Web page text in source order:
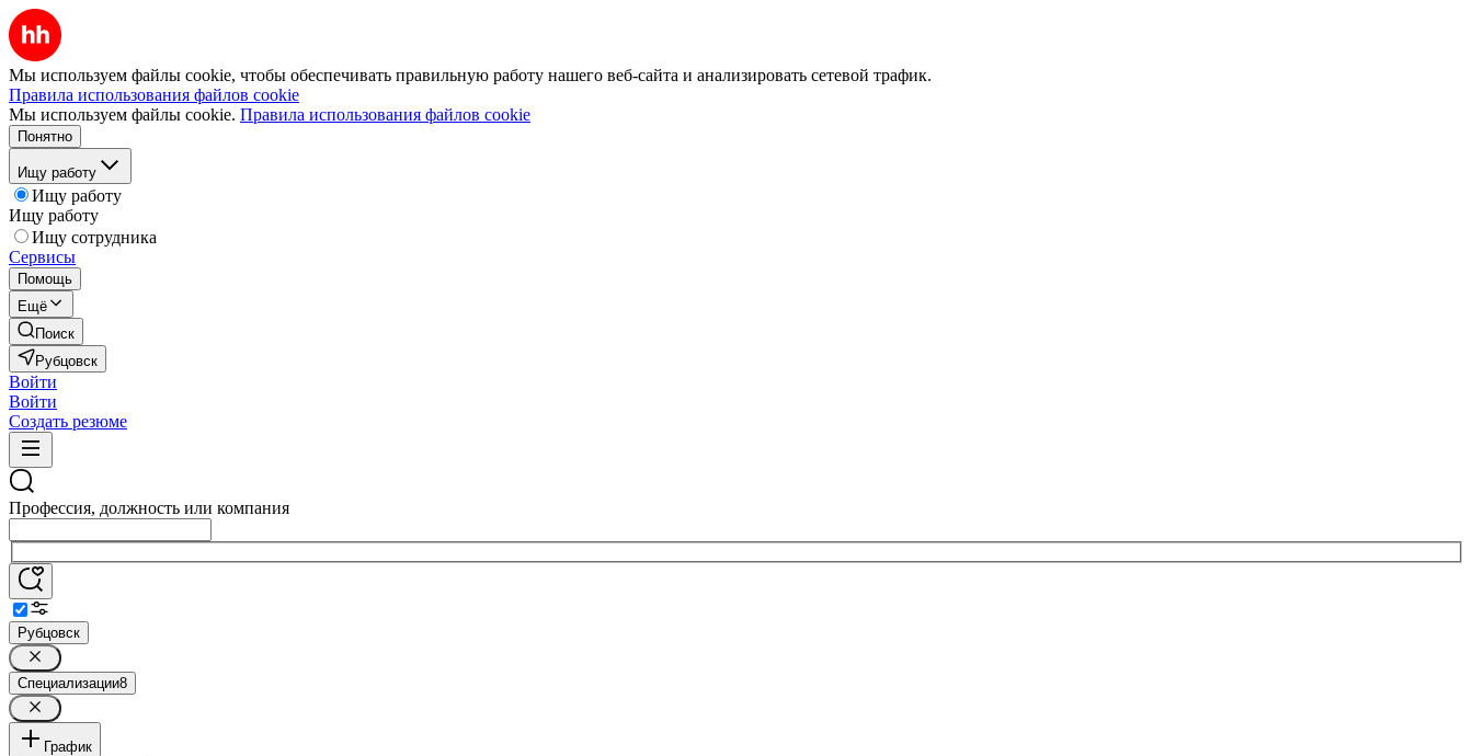
Мы используем файлы cookie, чтобы обеспечивать правильную работу нашего веб-сайта и анализировать сетевой трафик.
Правила использования файлов cookie
Мы используем файлы cookie. Правила использования файлов cookie
Понятно
Ищу работу
Ищу работу
Ищу работу
Ищу сотрудника
Сервисы
Помощь
Ещё
Поиск
Рубцовск
Войти
Войти
Создать резюме
Профессия, должность или компания
Рубцовск
Специализации8
График